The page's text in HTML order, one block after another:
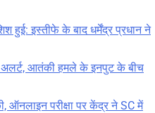
हुई: इस्तीफे के बाद धर्मेंद्र प्रधान ने
अलर्ट, आतंकी हमले के इनपुट के बीच
ऑनलाइन परीक्षा पर केंद्र ने SC में